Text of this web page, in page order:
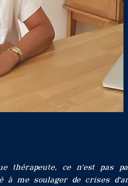
thérapeute, ce n’est pas
à me soulager de crises